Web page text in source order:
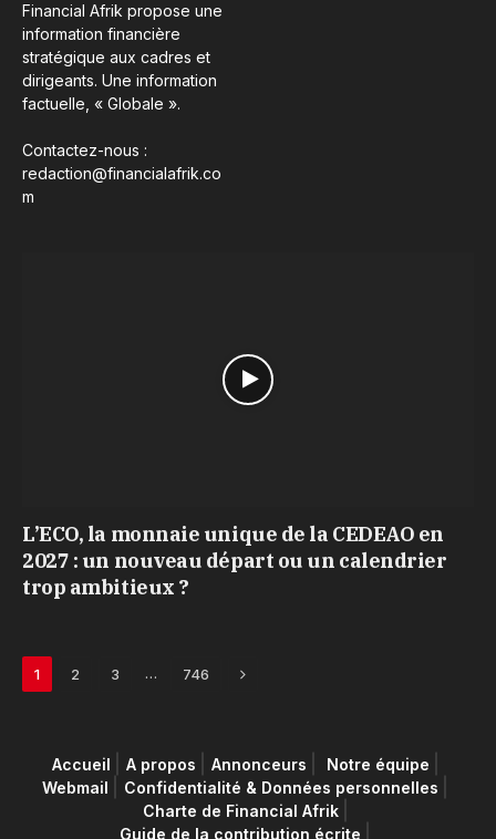
Financial Afrik propose une
information financière
stratégique aux cadres et
dirigeants. Une information
factuelle, « Globale ».
Contactez-nous :
redaction@financialafrik.co
m
L’ECO, la monnaie unique de la CEDEAO en
2027 : un nouveau départ ou un calendrier
trop ambitieux ?
1 2 3 … 746 Next
Accueil A propos Annonceurs
Notre équipe
Webmail
Confidentialité & Données personnelles
Charte de Financial Afrik
Guide de la contribution écrite